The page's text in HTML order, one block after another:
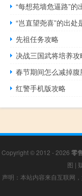
“每想苑墙危逼路”的
“岂直望尧喜”的出处
先祖任务攻略
决战三国武将培养攻
春节期间怎么减掉腹
红警手机版攻略
Copyright © 2012 - 2026 零
图 |
声明：本站内容来自互联网